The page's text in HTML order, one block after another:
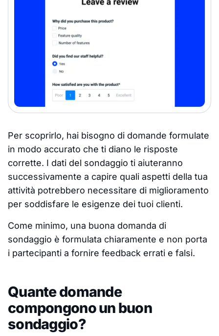
Per scoprirlo, hai bisogno di domande formulate
in modo accurato che ti diano le risposte
corrette. I dati del sondaggio ti aiuteranno
successivamente a capire quali aspetti della tua
attività potrebbero necessitare di miglioramento
per soddisfare le esigenze dei tuoi clienti.
Come minimo, una buona domanda di
sondaggio è formulata chiaramente e non porta
i partecipanti a fornire feedback errati e falsi.
Quante domande
compongono un buon
sondaggio?